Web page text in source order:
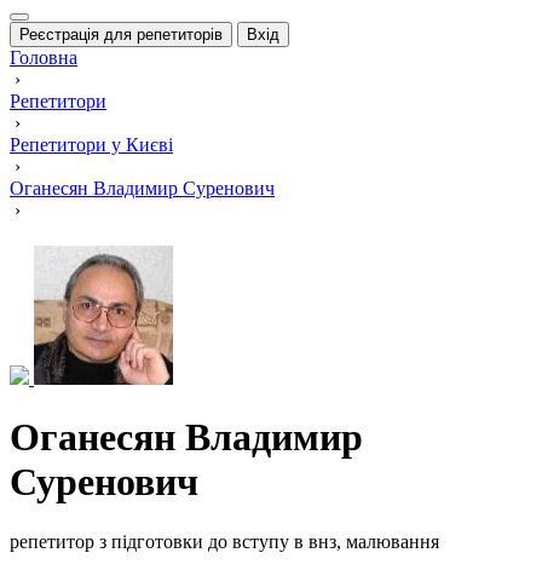
Реєстрація для репетиторів Вхід
Головна
›
Репетитори
›
Репетитори у Києві
›
Оганесян Владимир Суренович
›
Оганесян Владимир
Суренович
репетитор з підготовки до вступу в внз, малювання